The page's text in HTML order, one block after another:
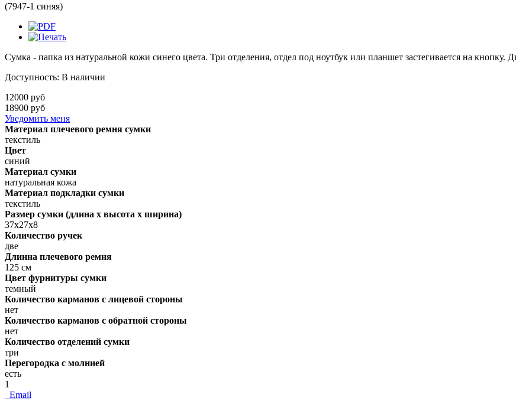
(7947-1 синяя)
Сумка - папка из натуральной кожи синего цвета. Три отделения, отдел под ноутбук или планшет застегивается на
Доступность: В наличии
12000 руб
18900 руб
Уведомить меня
Материал плечевого ремня сумки
текстиль
Цвет
синий
Материал сумки
натуральная кожа
Материал подкладки сумки
текстиль
Размер сумки (длина х высота х ширина)
37х27х8
Количество ручек
две
Длинна плечевого ремня
125 см
Цвет фурнитуры сумки
темный
Количество карманов с лицевой стороны
нет
Количество карманов с обратной стороны
нет
Количество отделений сумки
три
Перегородка с молнией
есть
1
Email